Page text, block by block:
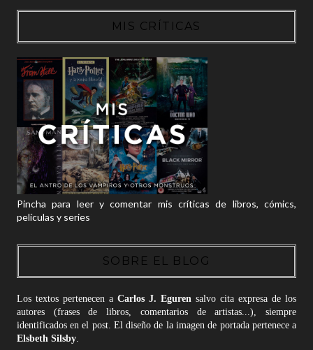
MIS CRÍTICAS
Pincha para leer y comentar mis críticas de libros, cómics,
películas y series
SOBRE EL BLOG
Los textos pertenecen a Carlos J. Egurensalvo cita expresa de los
autores (frases de libros, comentarios de artistas...), siempre
identificados en el post. El diseño de la imagen de portada pertenece a
Elsbeth Silsby.